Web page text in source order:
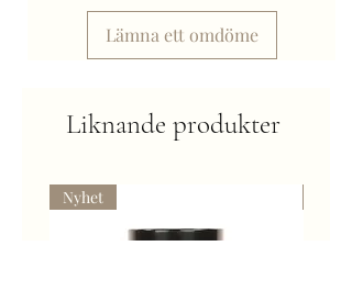
Lämna ett omdöme
Liknande produkter
Nyhet